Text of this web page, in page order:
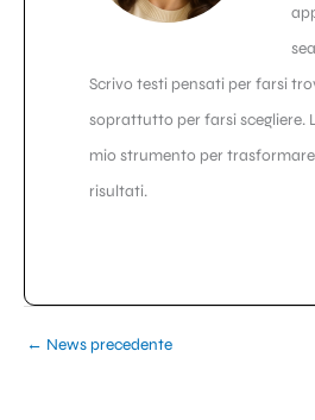
Scrivo testi pensati per farsi
soprattutto per farsi scegliere.
mio strumento per
risultati.
← News precedente